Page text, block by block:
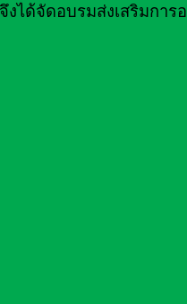
งได้จัดอบรมส่งเสริมกา